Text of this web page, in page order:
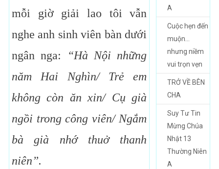
mỗi giờ giải lao tôi vẫn
nghe anh sinh viên bàn dưới
ngân nga:
“Hà Nội những
năm Hai Nghìn/ Trẻ em
không còn ăn xin/ Cụ già
ngồi trong công viên/ Ngắm
bà già nhớ thuở thanh
niên”.
A
Cuộc hẹn đến
muộn…
nhưng niềm
vui trọn vẹn
TRỞ VỀ BÊN
CHA
Suy Tư Tin
Mừng Chúa
Nhật 13
Thường Niên
A